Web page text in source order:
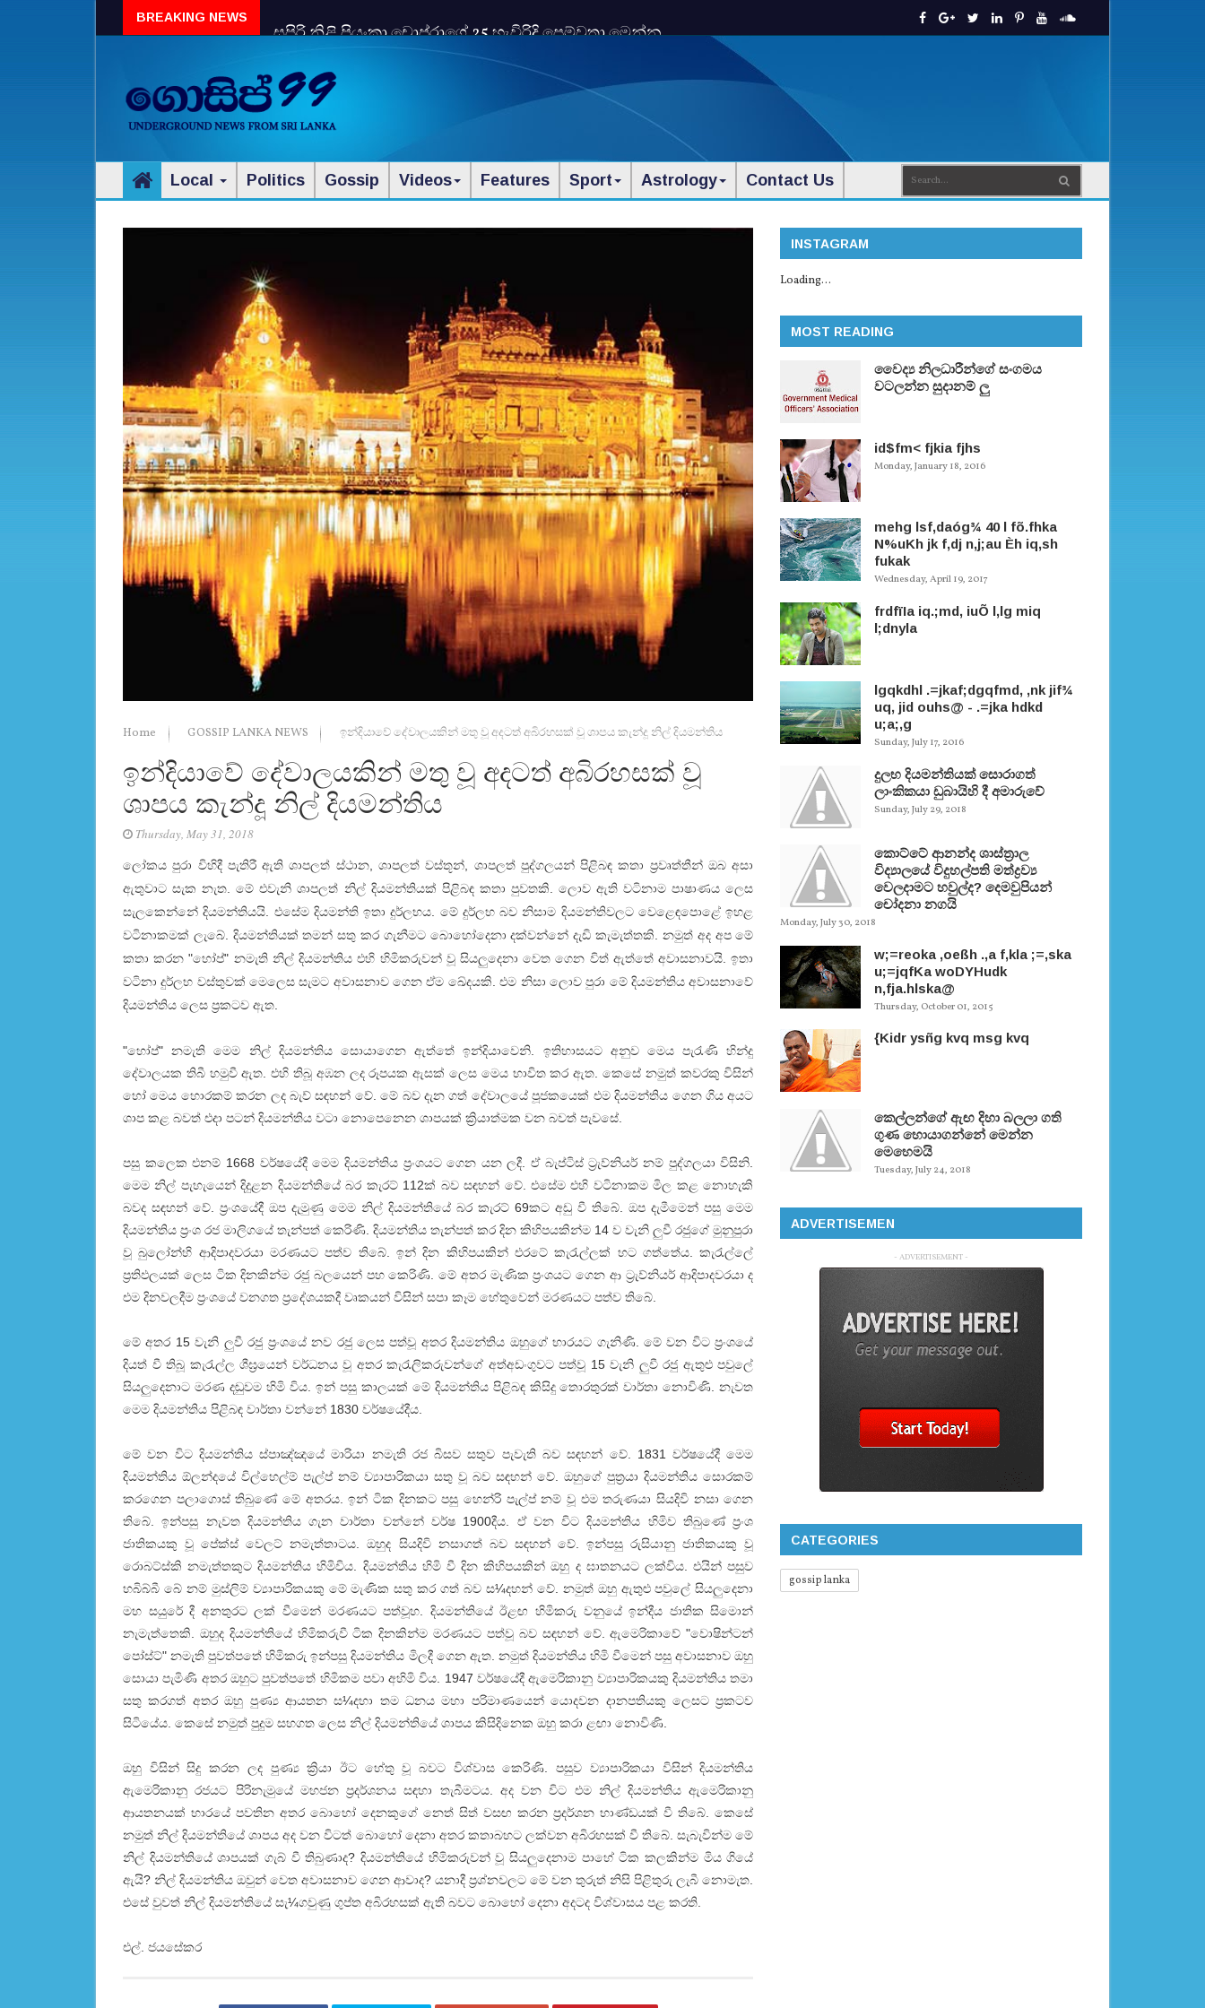
BREAKING NEWS
Local Politics Gossip Videos Features Sport Astrology Contact Us
Home GOSSIP LANKA NEWS ඉන්දියාවේ දේවාලයකින් මතු වූ අදටත් අබිරහසක් වූ ශාපය කැන්දූ නිල් දියමන්තිය
ඉන්දියාවේ දේවාලයකින් මතු වූ අදටත් අබිරහසක් වූ
ශාපය කැන්දූ නිල් දියමන්තිය
Thursday, May 31, 2018
ලෝකය පුරා විහිදී පැතිරී ඇති ශාපලත් ස්ථාන, ශාපලත් වස්තූන්, ශාපලත් පුද්ගලයන් පිළිබඳ කතා ප්‍රවෘත්තීන් ඔබ අසා
ඇතුවාට සැක නැත. මේ එවැනි ශාපලත් නිල් දියමන්තියක් පිළිබඳ කතා පුවතකි. ලොව ඇති වටිනාම පාෂාණය ලෙස
සැලකෙන්නේ දියමන්තියයි. එසේම දියමන්ති ඉතා දුර්ලභය. මේ දුර්ලභ බව නිසාම දියමන්තිවලට වෙළෙඳපොළේ ඉහළ
වටිනාකමක් ලැබේ. දියමන්තියක් තමන් සතු කර ගැනීමට බොහෝදෙනා දක්වන්නේ දැඩි කැමැත්තකි. නමුත් අද අප මේ
කතා කරන "හෝප්" නමැති නිල් දියමන්තිය එහි හිමිකරුවන් වූ සියලුදෙනා වෙත ගෙන විත් ඇත්තේ අවාසනාවයි. ඉතා
වටිනා දුර්ලභ වස්තුවක් මෙලෙස සැමට අවාසනාව ගෙන ඒම ඛේදයකි. එම නිසා ලොව පුරා මේ දියමන්තිය අවාසනාවේ
දියමන්තිය ලෙස ප්‍රකටව ඇත.
"හෝප්" නමැති මෙම නිල් දියමන්තිය සොයාගෙන ඇත්තේ ඉන්දියාවෙනි. ඉතිහාසයට අනුව මෙය පැරැණි හින්දු
දේවාලයක තිබී හමුවී ඇත. එහි තිබූ අඹන ලද රූපයක ඇසක් ලෙස මෙය භාවිත කර ඇත. කෙසේ නමුත් කවරකු විසින්
හෝ මෙය හොරකම් කරන ලද බැව් සඳහන් වේ. මේ බව දැන ගත් දේවාලයේ පූජකයෙක් එම දියමන්තිය ගෙන ගිය අයට
ශාප කළ බවත් එදා පටන් දියමන්තිය වටා නොපෙනෙන ශාපයක් ක්‍රියාත්මක වන බවත් පැවසේ.
පසු කලෙක එනම් 1668 වර්ෂයේදී මෙම දියමන්තිය ප්‍රංශයට ගෙන යන ලදී. ඒ බැප්ටිස් ට්‍රැව්නියර් නම් පුද්ගලයා විසිනි.
මෙම නිල් පැහැයෙන් දිදුළන දියමන්තියේ බර කැරට් 112ක් බව සඳහන් වේ. එසේම එහි වටිනාකම මිල කළ නොහැකි
බවද සඳහන් වේ. ප්‍රංශයේදී ඔප දැමුණු මෙම නිල් දියමන්තියේ බර කැරට් 69කට අඩු වී තිබේ. ඔප දැමීමෙන් පසු මෙම
දියමන්තිය ප්‍රංශ රජ මාලිගයේ තැන්පත් කෙරිණි. දියමන්තිය තැන්පත් කර දින කිහිපයකින්ම 14 ව වැනි ලුවී රජුගේ මුනුපුරා
වූ බුලෝන්හි ආදිපාදවරයා මරණයට පත්ව තිබේ. ඉන් දින කිහිපයකින් එරටේ කැරැල්ලක් හට ගත්තේය. කැරැල්ලේ
ප්‍රතිඵලයක් ලෙස ටික දිනකින්ම රජු බලයෙන් පහ කෙරිණි. මේ අතර මැණික ප්‍රංශයට ගෙන ආ ට්‍රැව්නියර් ආදිපාදවරයා ද
එම දිනවලදීම ප්‍රංශයේ වනගත ප්‍රදේශයකදී වෘකයන් විසින් සපා කෑම හේතුවෙන් මරණයට පත්ව තිබේ.
මේ අතර 15 වැනි ලුවී රජු ප්‍රංශයේ නව රජු ලෙස පත්වූ අතර දියමන්තිය ඔහුගේ භාරයට ගැනිණි. මේ වන විට ප්‍රංශයේ
දියත් වී තිබූ කැරැල්ල ශීඝ්‍රයෙන් වර්ධනය වූ අතර කැරැලිකරුවන්ගේ අත්අඩංගුවට පත්වූ 15 වැනි ලුවී රජු ඇතුළු පවුලේ
සියලුදෙනාට මරණ දඬුවම හිමි විය. ඉන් පසු කාලයක් මේ දියමන්තිය පිළිබඳ කිසිදු තොරතුරක් වාර්තා නොවිණි. නැවත
මෙම දියමන්තිය පිළිබඳ වාර්තා වන්නේ 1830 වර්ෂයේදීය.
මේ වන විට දියමන්තිය ස්පාඤ්ඤයේ මාරියා නමැති රජ බිසව සතුව පැවැති බව සඳහන් වේ. 1831 වර්ෂයේදී මෙම
දියමන්තිය ඕලන්දයේ විල්හෙල්ම් පැල්ප් නම් ව්‍යාපාරිකයා සතු වූ බව සඳහන් වේ. ඔහුගේ පුත්‍රයා දියමන්තිය සොරකම්
කරගෙන පලාගොස් තිබුණේ මේ අතරය. ඉන් ටික දිනකට පසු හෙන්රි පැල්ප් නම් වූ එම තරුණයා සියදිවි නසා ගෙන
තිබේ. ඉන්පසු නැවත දියමන්තිය ගැන වාර්තා වන්නේ වර්ෂ 1900දීය. ඒ වන විට දියමන්තිය හිමිව තිබුණේ ප්‍රංශ
ජාතිකයකු වූ පේක්ස් වෙලට් නමැත්තාටය. ඔහුද සියදිවි නසාගත් බව සඳහන් වේ. ඉන්පසු රුසියානු ජාතිකයකු වූ
රොබට්ස්කි නමැත්තකුට දියමන්තිය හිමිවිය. දියමන්තිය හිමි වී දින කිහිපයකින් ඔහු ද ඝාතනයට ලක්විය. එයින් පසුව
හබිබ්බී බේ නම් මුස්ලිම් ව්‍යාපාරිකයකු මේ මැණික සතු කර ගත් බව ස¼දහන් වේ. නමුත් ඔහු ඇතුළු පවුලේ සියලුදෙනා
මහ සයුරේ දී අනතුරට ලක් වීමෙන් මරණයට පත්වූහ. දියමන්තියේ ඊළඟ හිමිකරු වනුයේ ඉන්දීය ජාතික සිමොන්
නැමැත්තෙකි. ඔහුද දියමන්තියේ හිමිකරුවී ටික දිනකින්ම මරණයට පත්වූ බව සඳහන් වේ. ඇමෙරිකාවේ "වොෂින්ටන්
පෝස්ට්" නමැති පුවත්පතේ හිමිකරු ඉන්පසු දියමන්තිය මිලදී ගෙන ඇත. නමුත් දියමන්තිය හිමි වීමෙන් පසු අවාසනාව ඔහු
සොයා පැමිණි අතර ඔහුට පුවත්පතේ හිමිකම පවා අහිමි විය. 1947 වර්ෂයේදී ඇමෙරිකානු ව්‍යාපාරිකයකු දියමන්තිය තමා
සතු කරගත් අතර ඔහු පුණ්‍ය ආයතන ස¼දහා තම ධනය මහා පරිමාණයෙන් යොදවන දානපතියකු ලෙසට ප්‍රකටව
සිටියේය. කෙසේ නමුත් පුදුම සහගත ලෙස නිල් දියමන්තියේ ශාපය කිසිදිනෙක ඔහු කරා ළඟා නොවිණි.
ඔහු විසින් සිදු කරන ලද පුණ්‍ය ක්‍රියා ඊට හේතු වූ බවට විශ්වාස කෙරිණි. පසුව ව්‍යාපාරිකයා විසින් දියමන්තිය
ඇමෙරිකානු රජයට පිරිනැමුයේ මහජන ප්‍රදර්ශනය සඳහා තැබීමටය. අද වන විට එම නිල් දියමන්තිය ඇමෙරිකානු
ආයතනයක් භාරයේ පවතින අතර බොහෝ දෙනකුගේ නෙත් සිත් වසඟ කරන ප්‍රදර්ශන භාණ්ඩයක් වී තිබේ. කෙසේ
නමුත් නිල් දියමන්තියේ ශාපය අද වන විටත් බොහෝ දෙනා අතර කතාබහට ලක්වන අබිරහසක් වී තිබේ. සැබැවින්ම මේ
නිල් දියමන්තියේ ශාපයක් ගැබ් වී තිබුණාද? දියමන්තියේ හිමිකරුවන් වූ සියලුදෙනාම පාහේ ටික කලකින්ම මිය ගියේ
ඇයි? නිල් දියමන්තිය ඔවුන් වෙත අවාසනාව ගෙන ආවාද? යනාදී ප්‍රශ්නවලට මේ වන තුරුත් නිසි පිළිතුරු ලැබී නොමැත.
එසේ වුවත් නිල් දියමන්තියේ සැ¼ගවුණු ගුප්ත අබිරහසක් ඇති බවට බොහෝ දෙනා අදටද විශ්වාසය පළ කරති.
එල්. ජයසේකර
INSTAGRAM
Loading...
MOST READING
වෛද්‍ය නිලධාරීන්ගේ සංගමය
වටලන්න සුදානම් ලු
id$fm< fjkia fjhs
Monday, January 18, 2016
mehg lsf,daóg¾ 40 l fõ.fhka
N%uKh jk f,dj n,j;au Èh iq,sh
fukak
Wednesday, April 19, 2017
frdfïIa iq.;md, iuÕ l,lg miq
l;dnyla
lgqkdhl .=jkaf;dgqfmd, ,nk jif¾
uq, jid ouhs@ - .=jka hdkd
u;a;,g
Sunday, July 17, 2016
දුලභ දියමන්තියක් සොරාගත්
ලාංකිකයා ඩුබායිහි දී අමාරුවේ
Sunday, July 29, 2018
කොට්ටේ ආනන්ද ශාස්ත‍්‍රාල
විද්‍යාලයේ විදුහල්පති මත්ද්‍රව්‍ය
වෙලදාමට හවුල්ද? දෙමවුපියන්
චෝදනා නගයි
Monday, July 30, 2018
w;=reoka ,oeßh .,a f,kla ;=,ska
u;=jqfKa woDYHudk
n,fja.hlska@
Thursday, October 01, 2015
{Kidr ysñg kvq msg kvq
කෙල්ලන්ගේ ඇඟ දිහා බලලා ගති
ගුණ හොයාගන්නේ මෙන්න
මෙහෙමයි
Tuesday, July 24, 2018
ADVERTISEMEN
- ADVERTISEMENT -
CATEGORIES
gossip lanka